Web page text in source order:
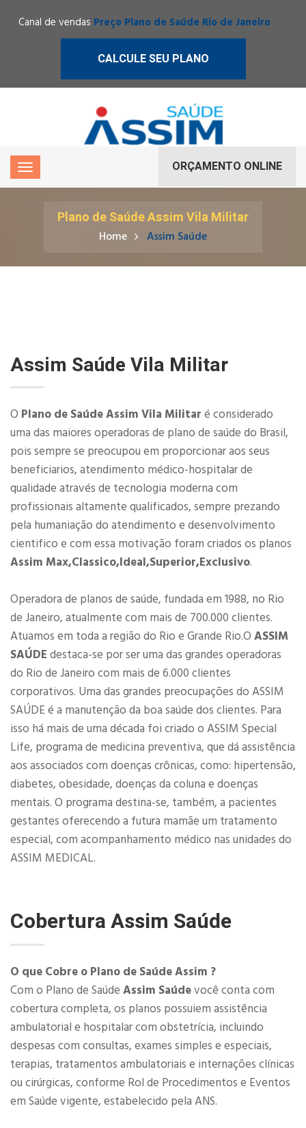
Canal de vendas Preço Plano de Saúde Rio de Janeiro
CALCULE SEU PLANO
ORÇAMENTO ONLINE
Plano de Saúde Assim Vila Militar
Home Assim Saúde
Assim Saúde Vila Militar
O Plano de Saúde Assim Vila Militar é considerado
uma das maiores operadoras de plano de saúde do Brasil,
pois sempre se preocupou em proporcionar aos seus
beneficiarios, atendimento médico-hospitalar de
qualidade através de tecnologia moderna com
profissionais altamente qualificados, sempre prezando
pela humaniação do atendimento e desenvolvimento
cientifico e com essa motivação foram criados os planos
Assim Max,Classico,Ideal,Superior,Exclusivo.
Operadora de planos de saúde, fundada em 1988, no Rio
de Janeiro, atualmente com mais de 700.000 clientes.
Atuamos em toda a região do Rio e Grande Rio.O ASSIM
SAÚDE destaca-se por ser uma das grandes operadoras
do Rio de Janeiro com mais de 6.000 clientes
corporativos. Uma das grandes preocupações do ASSIM
SAÚDE é a manutenção da boa saúde dos clientes. Para
isso há mais de uma década foi criado o ASSIM Special
Life, programa de medicina preventiva, que dá assistência
aos associados com doenças crônicas, como: hipertensão,
diabetes, obesidade, doenças da coluna e doenças
mentais. O programa destina-se, também, a pacientes
gestantes oferecendo a futura mamãe um tratamento
especial, com acompanhamento médico nas unidades do
ASSIM MEDICAL.
CoberturaAssim Saúde
O que Cobre o Plano de Saúde Assim ?
Com o Plano de Saúde Assim Saúdevocê conta com
cobertura completa, os planos possuiem assistência
ambulatorial e hospitalar com obstetrícia, incluindo
despesas com consultas, exames simples e especiais,
terapias, tratamentos ambulatoriais e internações clínicas
ou cirúrgicas, conforme Rol de Procedimentos e Eventos
em Saúde vigente, estabelecido pela ANS.​